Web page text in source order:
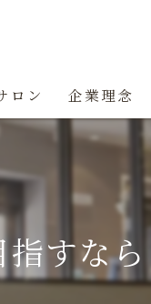
ロン 企業理念
指すな